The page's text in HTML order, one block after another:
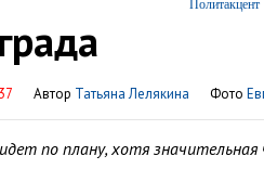
Автор Татьяна Лелякина Фото
по плану, хотя